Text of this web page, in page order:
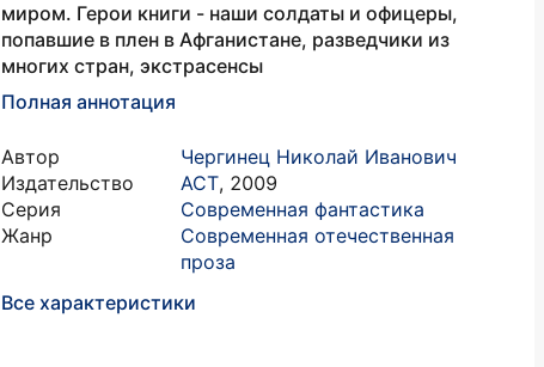
миром. Герои книги - наши солдаты и офицеры,
попавшие в плен в Афганистане, разведчики из
многих стран, экстрасенсы
Полная аннотация
Автор
Чергинец Николай Иванович
Издательство
АСТ, 2009
Серия
Современная фантастика
Жанр
Современная отечественная
проза
Все характеристики